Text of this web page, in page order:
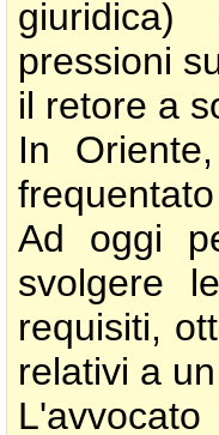
pressioni
il retore a
In
Ad oggi
svolgere
requisiti,
relativi a